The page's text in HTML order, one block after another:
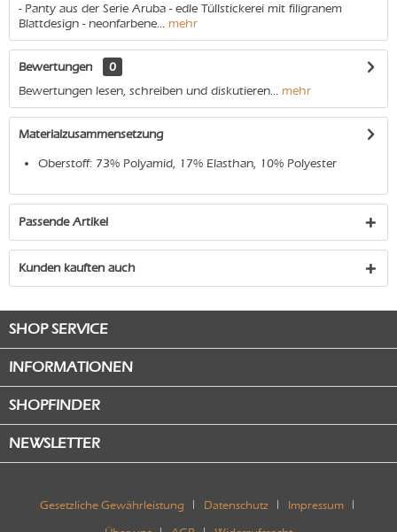
- Panty aus der Serie Aruba - edle Tüllstickerei mit filigranem
Blattdesign - neonfarbene... mehr
Bewertungen
0
Bewertungen lesen, schreiben und diskutieren... mehr
Materialzusammensetzung
Oberstoff: 73% Polyamid, 17% Elasthan, 10% Polyester
Passende Artikel
Kunden kauften auch
SHOP SERVICE
INFORMATIONEN
SHOPFINDER
NEWSLETTER
Gesetzliche Gewährleistung Datenschutz Impressum